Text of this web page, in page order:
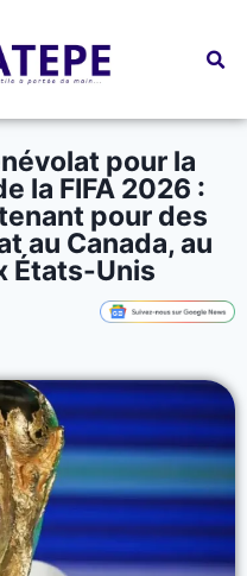
pour la
la FIFA 2026 :
pour des
au Canada, au
États-Unis